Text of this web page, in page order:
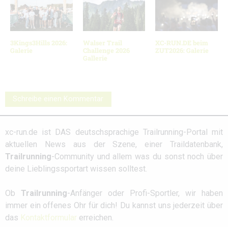
3Kings3Hills 2026:
Galerie
Walser Trail
Challenge 2026
Gallerie
XC-RUN.DE beim
ZUT2026: Galerie
Schreibe einen Kommentar
xc-run.de ist DAS deutschsprachige Trailrunning-Portal mit
aktuellen News aus der Szene, einer Traildatenbank,
Trailrunning-Community und allem was du sonst noch über
deine Lieblingssportart wissen solltest.
Ob Trailrunning-Anfänger oder Profi-Sportler, wir haben
immer ein offenes Ohr für dich! Du kannst uns jederzeit über
das Kontaktformular erreichen.